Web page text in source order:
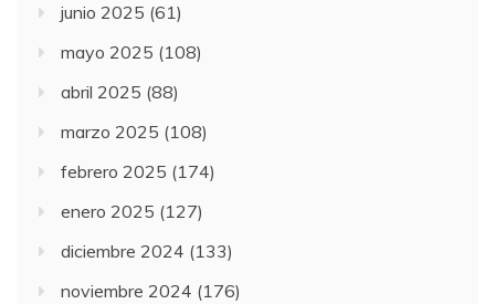
junio 2025 (61)
mayo 2025 (108)
abril 2025 (88)
marzo 2025 (108)
febrero 2025 (174)
enero 2025 (127)
diciembre 2024 (133)
noviembre 2024 (176)